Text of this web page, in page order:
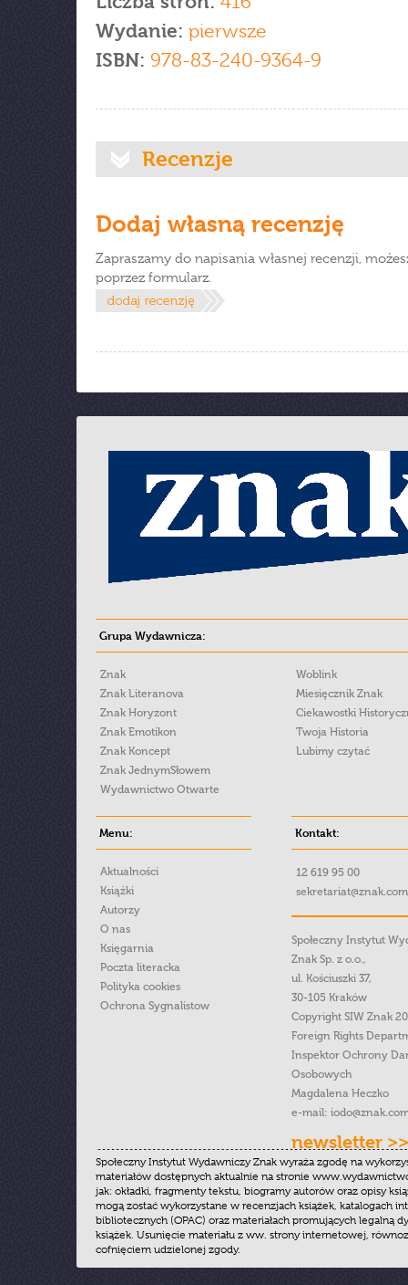
Wydanie: pierwsze
ISBN: 978-83-240-9364-9
Recenzje
Dodaj własną recenzję
Zapraszamy do napisania własnej recenzji,
poprzez formularz.
Grupa Wydawnicza:
Znak
Znak Literanova
Znak Horyzont
Znak Emotikon
Znak Koncept
Znak JednymSłowem
Wydawnictwo Otwarte
Woblink
Miesięcznik Znak
Ciekawostki
Twoja Historia
Lubimy czytać
Menu:
Aktualności
Książki
Autorzy
O nas
Księgarnia
Poczta literacka
Polityka cookies
Ochrona Sygnalistow
Kontakt:
12 619 95 00
Społeczny Instytut
Znak Sp. z o.o.,
ul. Kościuszki 37,
30-105 Kraków
Copyright SIW Znak
Foreign Rights
Inspektor Ochrony
Osobowych
Magdalena Heczko
e-mail:
newsletter >>
Społeczny Instytut Wydawniczy Znak wyraża zgodę na
materiałów dostępnych aktualnie na stronie
jak: okładki, fragmenty tekstu, biogramy autorów oraz opisy
mogą zostać wykorzystane w recenzjach książek, katalogach
bibliotecznych (OPAC) oraz materiałach promujących legalną
książek. Usunięcie materiału z ww. strony internetowej,
cofnięciem udzielonej zgody.